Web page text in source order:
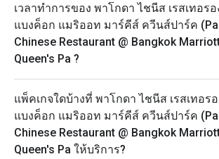
เวลาทำการของ พาโกดา ไชนีส เรสเทอรอ
แบงค็อก แมริออท มาร์คีส์ ควีนส์ปาร์ค
Chinese Restaurant @ Bangkok
Queen's Pa ?
แพ็คเกจใดบ้างที่ พาโกดา ไชนีส เรสเทอร
แบงค็อก แมริออท มาร์คีส์ ควีนส์ปาร์ค
Chinese Restaurant @ Bangkok
Queen's Pa ให้บริการ?